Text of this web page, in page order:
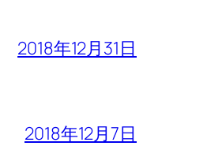
2018年12月31日
2018年12月7日